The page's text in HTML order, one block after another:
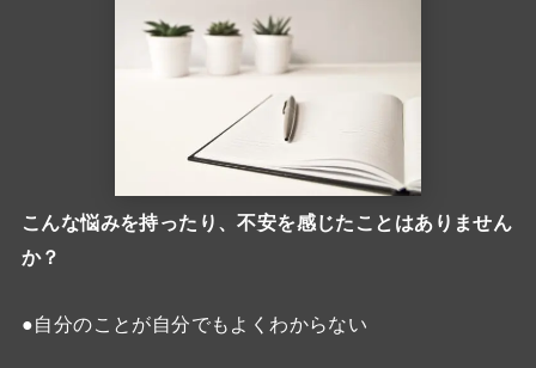
こんな悩みを持ったり、不安を感じたことはありません
か？
●自分のことが自分でもよくわからない